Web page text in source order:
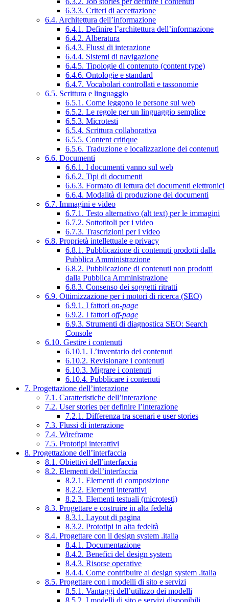
6.3.3. Criteri di accettazione
6.4. Architettura dell’informazione
6.4.1. Definire l’architettura dell’informazione
6.4.2. Alberatura
6.4.3. Flussi di interazione
6.4.4. Sistemi di navigazione
6.4.5. Tipologie di contenuto (content type)
6.4.6. Ontologie e standard
6.4.7. Vocabolari controllati e tassonomie
6.5. Scrittura e linguaggio
6.5.1. Come leggono le persone sul web
6.5.2. Le regole per un linguaggio semplice
6.5.3. Microtesti
6.5.4. Scrittura collaborativa
6.5.5. Content critique
6.5.6. Traduzione e localizzazione dei contenuti
6.6. Documenti
6.6.1. I documenti vanno sul web
6.6.2. Tipi di documenti
6.6.3. Formato di lettura dei documenti elettronici
6.6.4. Modalità di produzione dei documenti
6.7. Immagini e video
6.7.1. Testo alternativo (alt text) per le immagini
6.7.2. Sottotitoli per i video
6.7.3. Trascrizioni per i video
6.8. Proprietà intellettuale e privacy
6.8.1. Pubblicazione di contenuti prodotti dalla
Pubblica Amministrazione
6.8.2. Pubblicazione di contenuti non prodotti
dalla Pubblica Amministrazione
6.8.3. Consenso dei soggetti ritratti
6.9. Ottimizzazione per i motori di ricerca (SEO)
6.9.1. I fattori on-page
6.9.2. I fattori off-page
6.9.3. Strumenti di diagnostica SEO: Search
Console
6.10. Gestire i contenuti
6.10.1. L’inventario dei contenuti
6.10.2. Revisionare i contenuti
6.10.3. Migrare i contenuti
6.10.4. Pubblicare i contenuti
7. Progettazione dell’interazione
7.1. Caratteristiche dell’interazione
7.2. User stories per definire l’interazione
7.2.1. Differenza tra scenari e user stories
7.3. Flussi di interazione
7.4. Wireframe
7.5. Prototipi interattivi
8. Progettazione dell’interfaccia
8.1. Obiettivi dell’interfaccia
8.2. Elementi dell’interfaccia
8.2.1. Elementi di composizione
8.2.2. Elementi interattivi
8.2.3. Elementi testuali (microtesti)
8.3. Progettare e costruire in alta fedeltà
8.3.1. Layout di pagina
8.3.2. Prototipi in alta fedeltà
8.4. Progettare con il design system .italia
8.4.1. Documentazione
8.4.2. Benefici del design system
8.4.3. Risorse operative
8.4.4. Come contribuire al design system .italia
8.5. Progettare con i modelli di sito e servizi
8.5.1. Vantaggi dell’utilizzo dei modelli
8.5.2. I modelli di sito e servizi disponibili